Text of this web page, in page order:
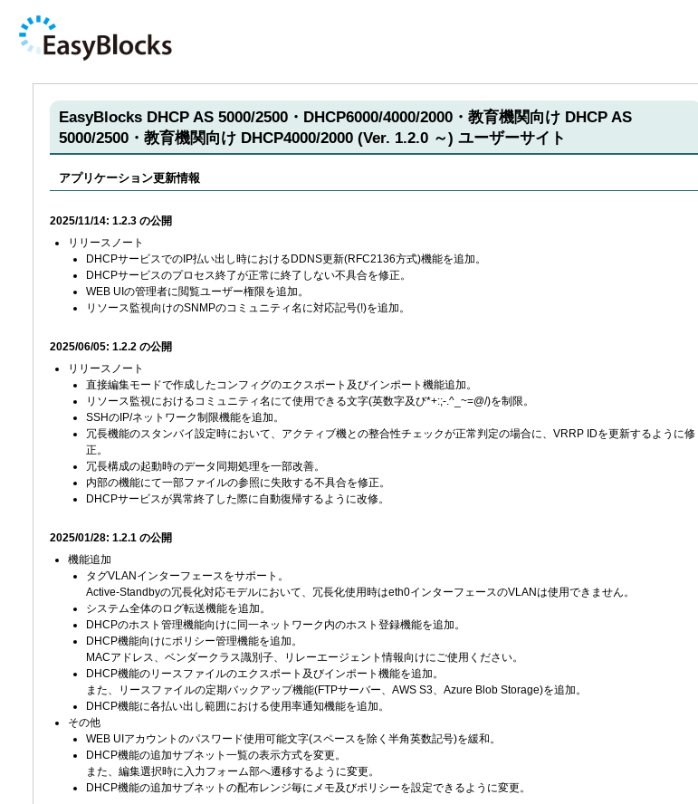
EasyBlocks DHCP AS 5000/2500・DHCP6000/4000/2000・教育機関向け DHCP AS
5000/2500・教育機関向け DHCP4000/2000 (Ver. 1.2.0 ～) ユーザーサイト
アプリケーション更新情報
2025/11/14: 1.2.3 の公開
リリースノート
DHCPサービスでのIP払い出し時におけるDDNS更新(RFC2136方式)機能を追加。
DHCPサービスのプロセス終了が正常に終了しない不具合を修正。
WEB UIの管理者に閲覧ユーザー権限を追加。
リソース監視向けのSNMPのコミュニティ名に対応記号(!)を追加。
2025/06/05: 1.2.2 の公開
リリースノート
直接編集モードで作成したコンフィグのエクスポート及びインポート機能追加。
リソース監視におけるコミュニティ名にて使用できる文字(英数字及び*+:;-.^_~=@/)を制限。
SSHのIP/ネットワーク制限機能を追加。
冗長機能のスタンバイ設定時において、アクティブ機との整合性チェックが正常判定の場合に、VRRP IDを更新するように修
正。
冗長構成の起動時のデータ同期処理を一部改善。
内部の機能にて一部ファイルの参照に失敗する不具合を修正。
DHCPサービスが異常終了した際に自動復帰するように改修。
2025/01/28: 1.2.1 の公開
機能追加
タグVLANインターフェースをサポート。
Active-Standbyの冗長化対応モデルにおいて、冗長化使用時はeth0インターフェースのVLANは使用できません。
システム全体のログ転送機能を追加。
DHCPのホスト管理機能向けに同一ネットワーク内のホスト登録機能を追加。
DHCP機能向けにポリシー管理機能を追加。
MACアドレス、ベンダークラス識別子、リレーエージェント情報向けにご使用ください。
DHCP機能のリースファイルのエクスポート及びインポート機能を追加。
また、リースファイルの定期バックアップ機能(FTPサーバー、AWS S3、Azure Blob Storage)を追加。
DHCP機能に各払い出し範囲における使用率通知機能を追加。
その他
WEB UIアカウントのパスワード使用可能文字(スペースを除く半角英数記号)を緩和。
DHCP機能の追加サブネット一覧の表示方式を変更。
また、編集選択時に入力フォーム部へ遷移するように変更。
DHCP機能の追加サブネットの配布レンジ毎にメモ及びポリシーを設定できるように変更。